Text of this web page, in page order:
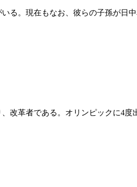
る。現在もなお、彼らの子孫が
改革者である。オリンピックに4